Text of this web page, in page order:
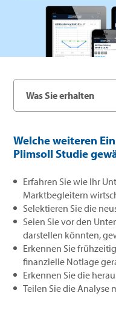
Was Sie erhalten
Welche weiteren
Plimsoll Studie
Erfahren Sie wie Ihr
Marktbegleitern
Selektieren Sie die
Seien Sie vor den
darstellen könnten,
Erkennen Sie
finanzielle Notlage
Erkennen Sie die
Teilen Sie die Analyse